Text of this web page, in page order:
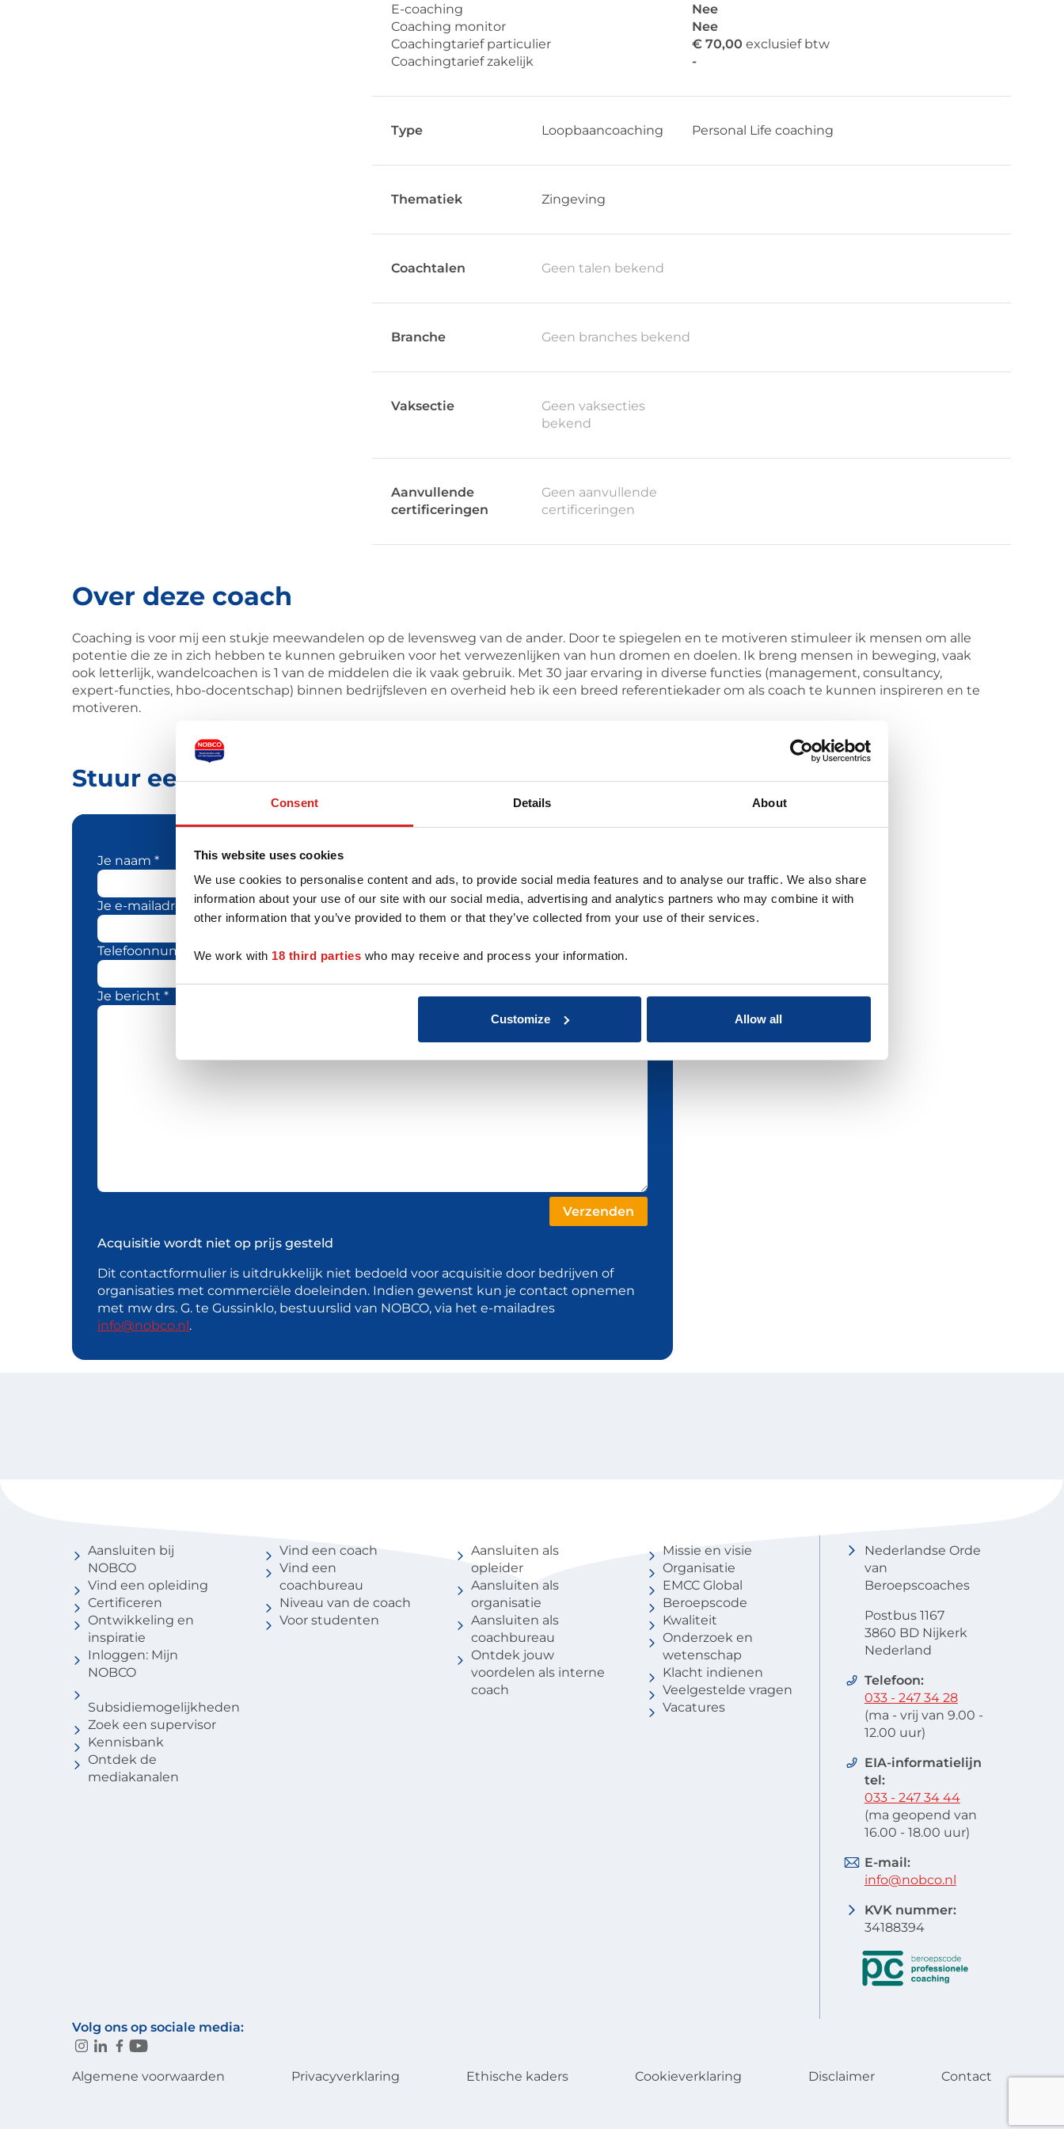
Consent Details About
This website uses cookies
We use cookies to personalise content and ads, to provide social media features and to analyse our traffic. We also share
information about your use of our site with our social media, advertising and analytics partners who may combine it with
other information that you’ve provided to them or that they’ve collected from your use of their services.
We work with 18 third parties who may receive and process your information.
Customize Allow all
E-coaching
Nee
Coaching monitor
Nee
Coachingtarief particulier
€ 70,00 exclusief btw
Coachingtarief zakelijk
-
Type Loopbaancoaching Personal Life coaching
Thematiek Zingeving
Coachtalen Geen talen bekend
Branche Geen branches bekend
Vaksectie
Geen vaksecties
bekend
Aanvullende
certificeringen
Geen aanvullende
certificeringen
Over deze coach
Coaching is voor mij een stukje meewandelen op de levensweg van de ander. Door te spiegelen en te motiveren stimuleer ik mensen om alle
potentie die ze in zich hebben te kunnen gebruiken voor het verwezenlijken van hun dromen en doelen. Ik breng mensen in beweging, vaak
ook letterlijk, wandelcoachen is 1 van de middelen die ik vaak gebruik. Met 30 jaar ervaring in diverse functies (management, consultancy,
expert-functies, hbo-docentschap) binnen bedrijfsleven en overheid heb ik een breed referentiekader om als coach te kunnen inspireren en te
motiveren.
Stuur een bericht naar deze coach
Je naam *
Je e-mailadres *
Telefoonnummer
Je bericht *
Acquisitie wordt niet op prijs gesteld
Dit contactformulier is uitdrukkelijk niet bedoeld voor acquisitie door bedrijven of
organisaties met commerciële doeleinden. Indien gewenst kun je contact opnemen
met mw drs. G. te Gussinklo, bestuurslid van NOBCO, via het e-mailadres
info@nobco.nl .
Aansluiten bij
NOBCO
Vind een opleiding
Certificeren
Ontwikkeling en
inspiratie
Inloggen: Mijn
NOBCO
Subsidiemogelijkheden
Zoek een supervisor
Kennisbank
Ontdek de
mediakanalen
Vind een coach
Vind een
coachbureau
Niveau van de coach
Voor studenten
Aansluiten als
opleider
Aansluiten als
organisatie
Aansluiten als
coachbureau
Ontdek jouw
voordelen als interne
coach
Missie en visie
Organisatie
EMCC Global
Beroepscode
Kwaliteit
Onderzoek en
wetenschap
Klacht indienen
Veelgestelde vragen
Vacatures
Nederlandse Orde
van
Beroepscoaches
Postbus 1167
3860 BD Nijkerk
Nederland
Telefoon:
033 - 247 34 28
(ma - vrij van 9.00 -
12.00 uur)
EIA-informatielijn
tel:
033 - 247 34 44
(ma geopend van
16.00 - 18.00 uur)
E-mail:
info@nobco.nl
KVK nummer:
34188394
Volg ons op sociale media:
Algemene voorwaarden Privacyverklaring Ethische kaders Cookieverklaring Disclaimer Contact